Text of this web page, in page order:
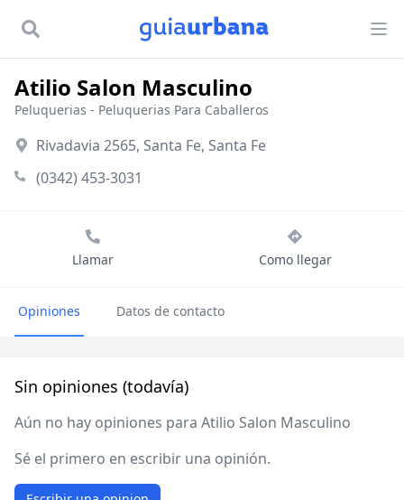
Atilio Salon Masculino
Peluquerias - Peluquerias Para Caballeros
Rivadavia 2565, Santa Fe, Santa Fe
(0342) 453-3031
Llamar Como llegar
Opiniones Datos de contacto
Sin opiniones (todavía)
Aún no hay opiniones para Atilio Salon Masculino
Sé el primero en escribir una opinión.